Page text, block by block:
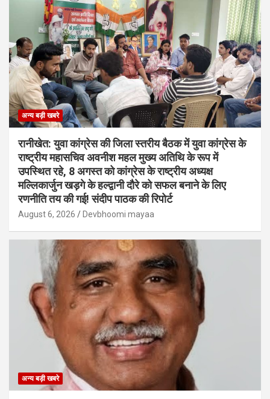
अन्य बड़ी खबरे
रानीखेत: युवा कांग्रेस की जिला स्तरीय बैठक में युवा कांग्रेस के
राष्ट्रीय महासचिव अवनीश महल मुख्य अतिथि के रूप में
उपस्थित रहे, 8 अगस्त को कांग्रेस के राष्ट्रीय अध्यक्ष
मल्लिकार्जुन खड़गे के हल्द्वानी दौरे को सफल बनाने के लिए
रणनीति तय की गई! संदीप पाठक की रिपोर्ट
August 6, 2026 Devbhoomi mayaa
अन्य बड़ी खबरे